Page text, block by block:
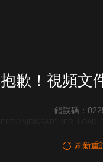
抱歉！視頻文
錯誤碼：
刷新重